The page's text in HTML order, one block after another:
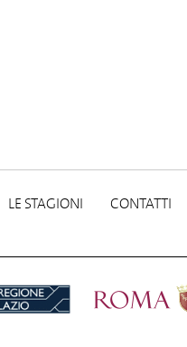
LE STAGIONI CONTATTI